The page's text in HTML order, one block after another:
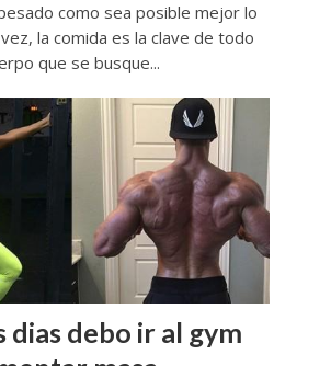
como sea posible mejor lo
la comida es la clave de todo
que se busque...
dias debo ir al gym